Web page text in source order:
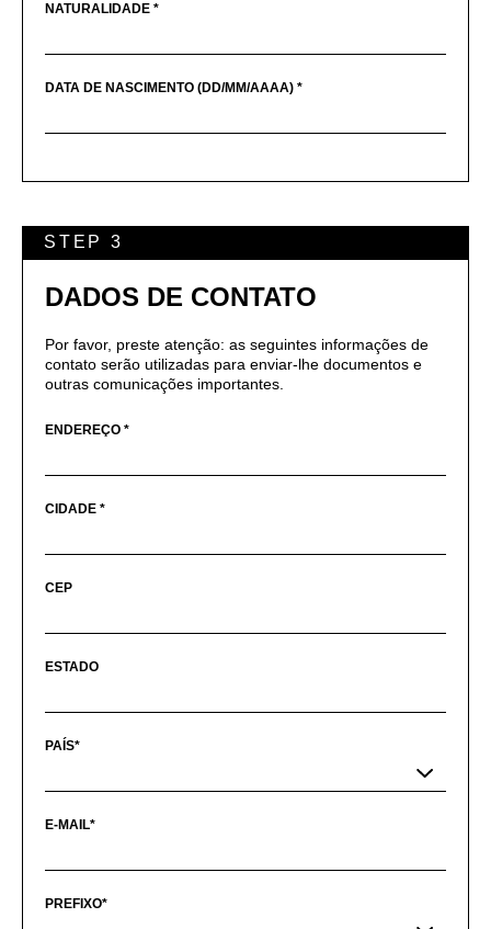
NATURALIDADE *
DATA DE NASCIMENTO (DD/MM/AAAA) *
STEP 3
DADOS DE CONTATO
Por favor, preste atenção: as seguintes informações de
contato serão utilizadas para enviar-lhe documentos e
outras comunicações importantes.
ENDEREÇO *
CIDADE *
CEP
ESTADO
PAÍS*
E-MAIL*
PREFIXO*